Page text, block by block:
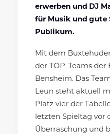
erwerben und DJ
für Musik und
Publikum.
Mit dem
der TOP-Teams der
Bensheim. Das
Leun steht aktuell
Platz vier der
letzten Spieltag vor
Überraschung und